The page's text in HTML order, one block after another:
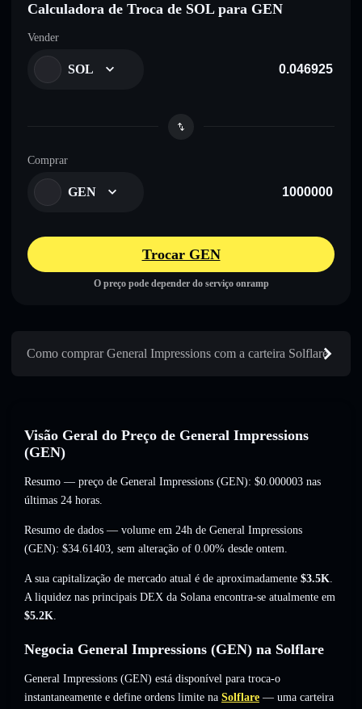
Calculadora de Troca de SOL para GEN
Vender
SOL
Comprar
GEN
Trocar GEN
O preço pode depender do serviço onramp
Como comprar General Impressions com a carteira Solflare
Visão Geral do Preço de General Impressions
(GEN)
Resumo — preço de General Impressions (GEN): $0.000003 nas
últimas 24 horas.
Resumo de dados — volume em 24h de General Impressions
(GEN): $34.61403, sem alteração of 0.00% desde ontem.
A sua capitalização de mercado atual é de aproximadamente $3.5K.
A liquidez nas principais DEX da Solana encontra-se atualmente em
$5.2K.
Negocia General Impressions (GEN) na Solflare
General Impressions (GEN) está disponível para troca-o
instantaneamente e define ordens limite na Solflare — uma carteira